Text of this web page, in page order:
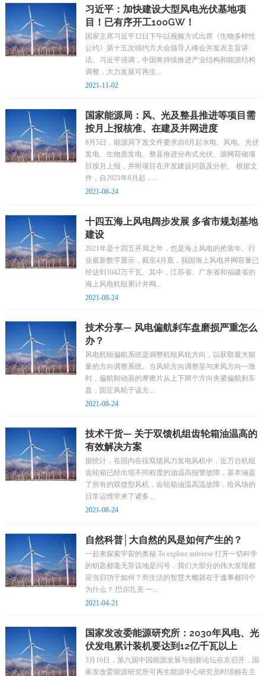
习近平：加快建设大型风电光伏基地项
目！已有序开工100GW！
国家主席习近平12日下午以视频方式出席《生物多样性
公约》第十五次缔约方大会领导人峰会并发表主旨讲
话。习近平强调，中国将持续推进产业结构和能源结构
调整，大力发展可再生...
2021-11-02
国家能源局：风、光及整县推进等项目需
按月上报核准、在建及并网进度
8月5日，能源局下发文件要求自8月起水电、风电、光伏
发电、生物质发电、整县推进分布式光伏、源网荷储项
目按月上报，并附项目在开发建设问题及分析。 根据文
件，自2021年8月起，...
2021-08-24
十四五海上风电阔步发展 多省市规划基地
建设
2021年是十四五开局之年，也是海上风电的抢装年。行
业最新数字显示，截至4月底，我国海上风电并网容量已
经达到1042万千瓦。其中，江苏省、广东省和福建省的
海上风电机组累计并网...
2021-08-24
技术分享— 风电偏航刹车盘磨损严重怎么
办？
风电机组偏航系统是调整机组风轮方向，以获取最大能
量的方向调整系统。当风轮方向调整至与来风方向一致
时，偏航制动器的摩擦片从上下两个方向夹紧偏航刹车
盘，固定风轮于该方...
2021-08-24
技术干货— 关于双馈机组齿轮箱油温高的
有效解决方案
据统计，在国内在役双馈风力发电风机中，近万台机组
齿轮箱已经出现不同程度的油温高报警故障，基本涵盖
了所有的双馈型风机，齿轮箱油温高温故障，给风场的
日常运维带来了诸多...
2021-08-24
自然科普│大自然的风是如何产生的？
一起来探索宇宙的奥秘 To explore universe 打开一切科学
的钥匙都毫无异议地是问号，我们大部分的伟大发现都
应当归功于如何？而生活的智慧大概就在于逢事都问个
为什么？ 巴尔扎克 一...
2021-04-21
国家发改委能源研究所：2030年风电、光
伏发电累计装机要达到12亿千瓦以上
3月16日，第六届中国能源发展与创新论坛在京召开，国
家发改委能源研究所可再生能源中心研究员时璟丽在主